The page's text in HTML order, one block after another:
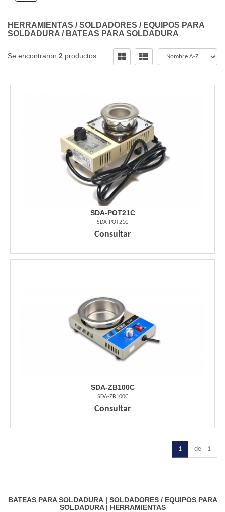
HERRAMIENTAS /SOLDADORES / EQUIPOS PARA
SOLDADURA / BATEAS PARA SOLDADURA
Se encontraron 2 productos
SDA-POT21C
SDA-POT21C
Consultar
SDA-ZB100C
SDA-ZB100C
Consultar
1 de 1
BATEAS PARA SOLDADURA| SOLDADORES / EQUIPOS PARA
SOLDADURA| HERRAMIENTAS